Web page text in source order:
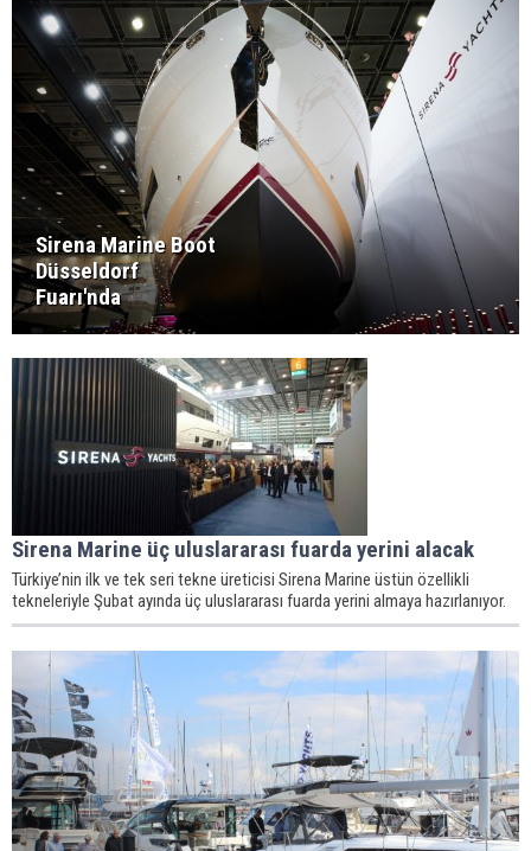
Sirena Marine Boot
Düsseldorf
Fuarı'nda
Sirena Marine üç uluslararası fuarda yerini alacak
Türkiye’nin ilk ve tek seri tekne üreticisi Sirena Marine üstün özellikli
tekneleriyle Şubat ayında üç uluslararası fuarda yerini almaya hazırlanıyor.